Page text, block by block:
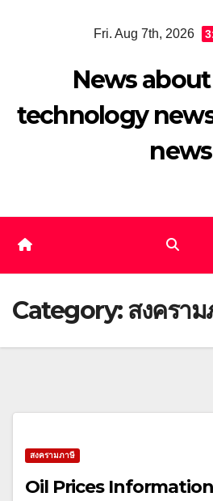
Fri. Aug 7th, 2026
News
technology
news
Category:สงครา
สงครามภาษี
Oil Prices